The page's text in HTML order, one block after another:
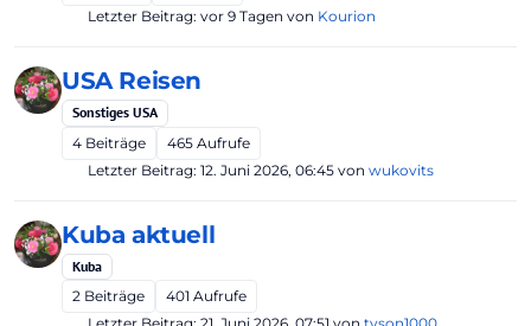
Letzter Beitrag: vor 9 Tagen von Kourion
USA Reisen
Sonstiges USA
4 Beiträge 465 Aufrufe
Letzter Beitrag: 12. Juni 2026, 06:45 von wukovits
Kuba aktuell
Kuba
2 Beiträge 401 Aufrufe